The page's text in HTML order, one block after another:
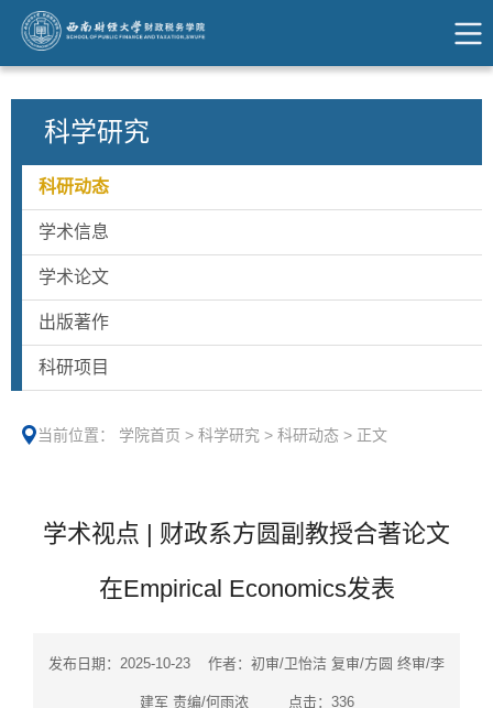
科学研究
科研动态
学术信息
学术论文
出版著作
科研项目
当前位置： 学院首页 > 科学研究 > 科研动态 > 正文
学术视点 | 财政系方圆副教授合著论文
在Empirical Economics发表
发布日期：2025-10-23 作者：初审/卫怡洁 复审/方圆 终审/李
建军 责编/何雨浓 点击： 336